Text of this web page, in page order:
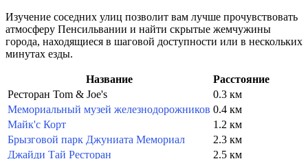
Изучение соседних улиц позволит вам лучше прочувствовать
атмосферу Пенсильвании и найти скрытые жемчужины
города, находящиеся в шаговой доступности или в нескольких
минутах езды.
Название
Расстояние
Ресторан Tom & Joe's
0.3 км
Мемориальный музей железнодорожников 0.4 км
Майк'с Корт
1.2 км
Брызговой парк Джуниата Мемориал
2.3 км
Джайди Тай Ресторан
2.5 км